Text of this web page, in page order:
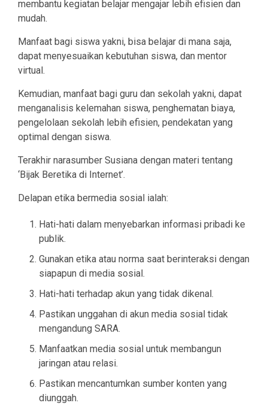
membantu kegiatan belajar mengajar lebih efisien dan
mudah.
Manfaat bagi siswa yakni, bisa belajar di mana saja,
dapat menyesuaikan kebutuhan siswa, dan mentor
virtual.
Kemudian, manfaat bagi guru dan sekolah yakni, dapat
menganalisis kelemahan siswa, penghematan biaya,
pengelolaan sekolah lebih efisien, pendekatan yang
optimal dengan siswa.
Terakhir narasumber Susiana dengan materi tentang
‘Bijak Beretika di Internet’.
Delapan etika bermedia sosial ialah:
Hati-hati dalam menyebarkan informasi pribadi ke
publik.
Gunakan etika atau norma saat berinteraksi dengan
siapapun di media sosial.
Hati-hati terhadap akun yang tidak dikenal.
Pastikan unggahan di akun media sosial tidak
mengandung SARA.
Manfaatkan media sosial untuk membangun
jaringan atau relasi.
Pastikan mencantumkan sumber konten yang
diunggah.